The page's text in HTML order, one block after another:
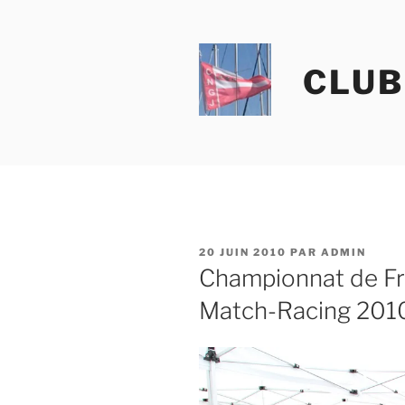
PUBLIÉ
LE
20 JUIN 2010 PAR ADMIN
Championnat de
Match-Racing